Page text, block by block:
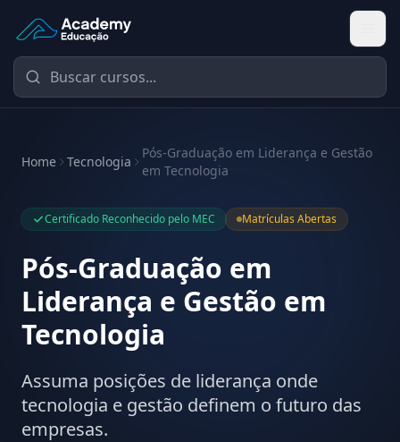
Academy Educação — Página Inicial
Home Tecnologia
Pós-Graduação em Liderança e Gestão
em Tecnologia
Certificado Reconhecido pelo MEC Matrículas Abertas
Pós-Graduação em
Liderança e Gestão em
Tecnologia
Assuma posições de liderança onde
tecnologia e gestão definem o futuro das
empresas.